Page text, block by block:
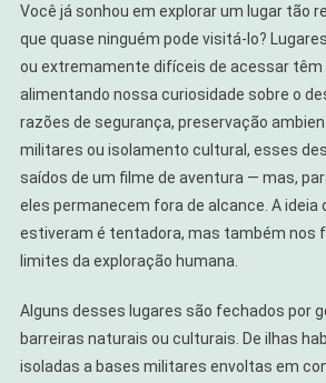
Você já sonhou em explorar um lugar tão
que quase ninguém pode visitá-lo?
ou extremamente difíceis de acessar têm
alimentando nossa curiosidade sobre o
razões de segurança, preservação
militares ou isolamento cultural, esses
saídos de um filme de aventura — mas,
eles permanecem fora de alcance. A ideia
estiveram é tentadora, mas também nos
limites da exploração humana.
Alguns desses lugares são fechados por
barreiras naturais ou culturais. De ilhas
isoladas a bases militares envoltas em